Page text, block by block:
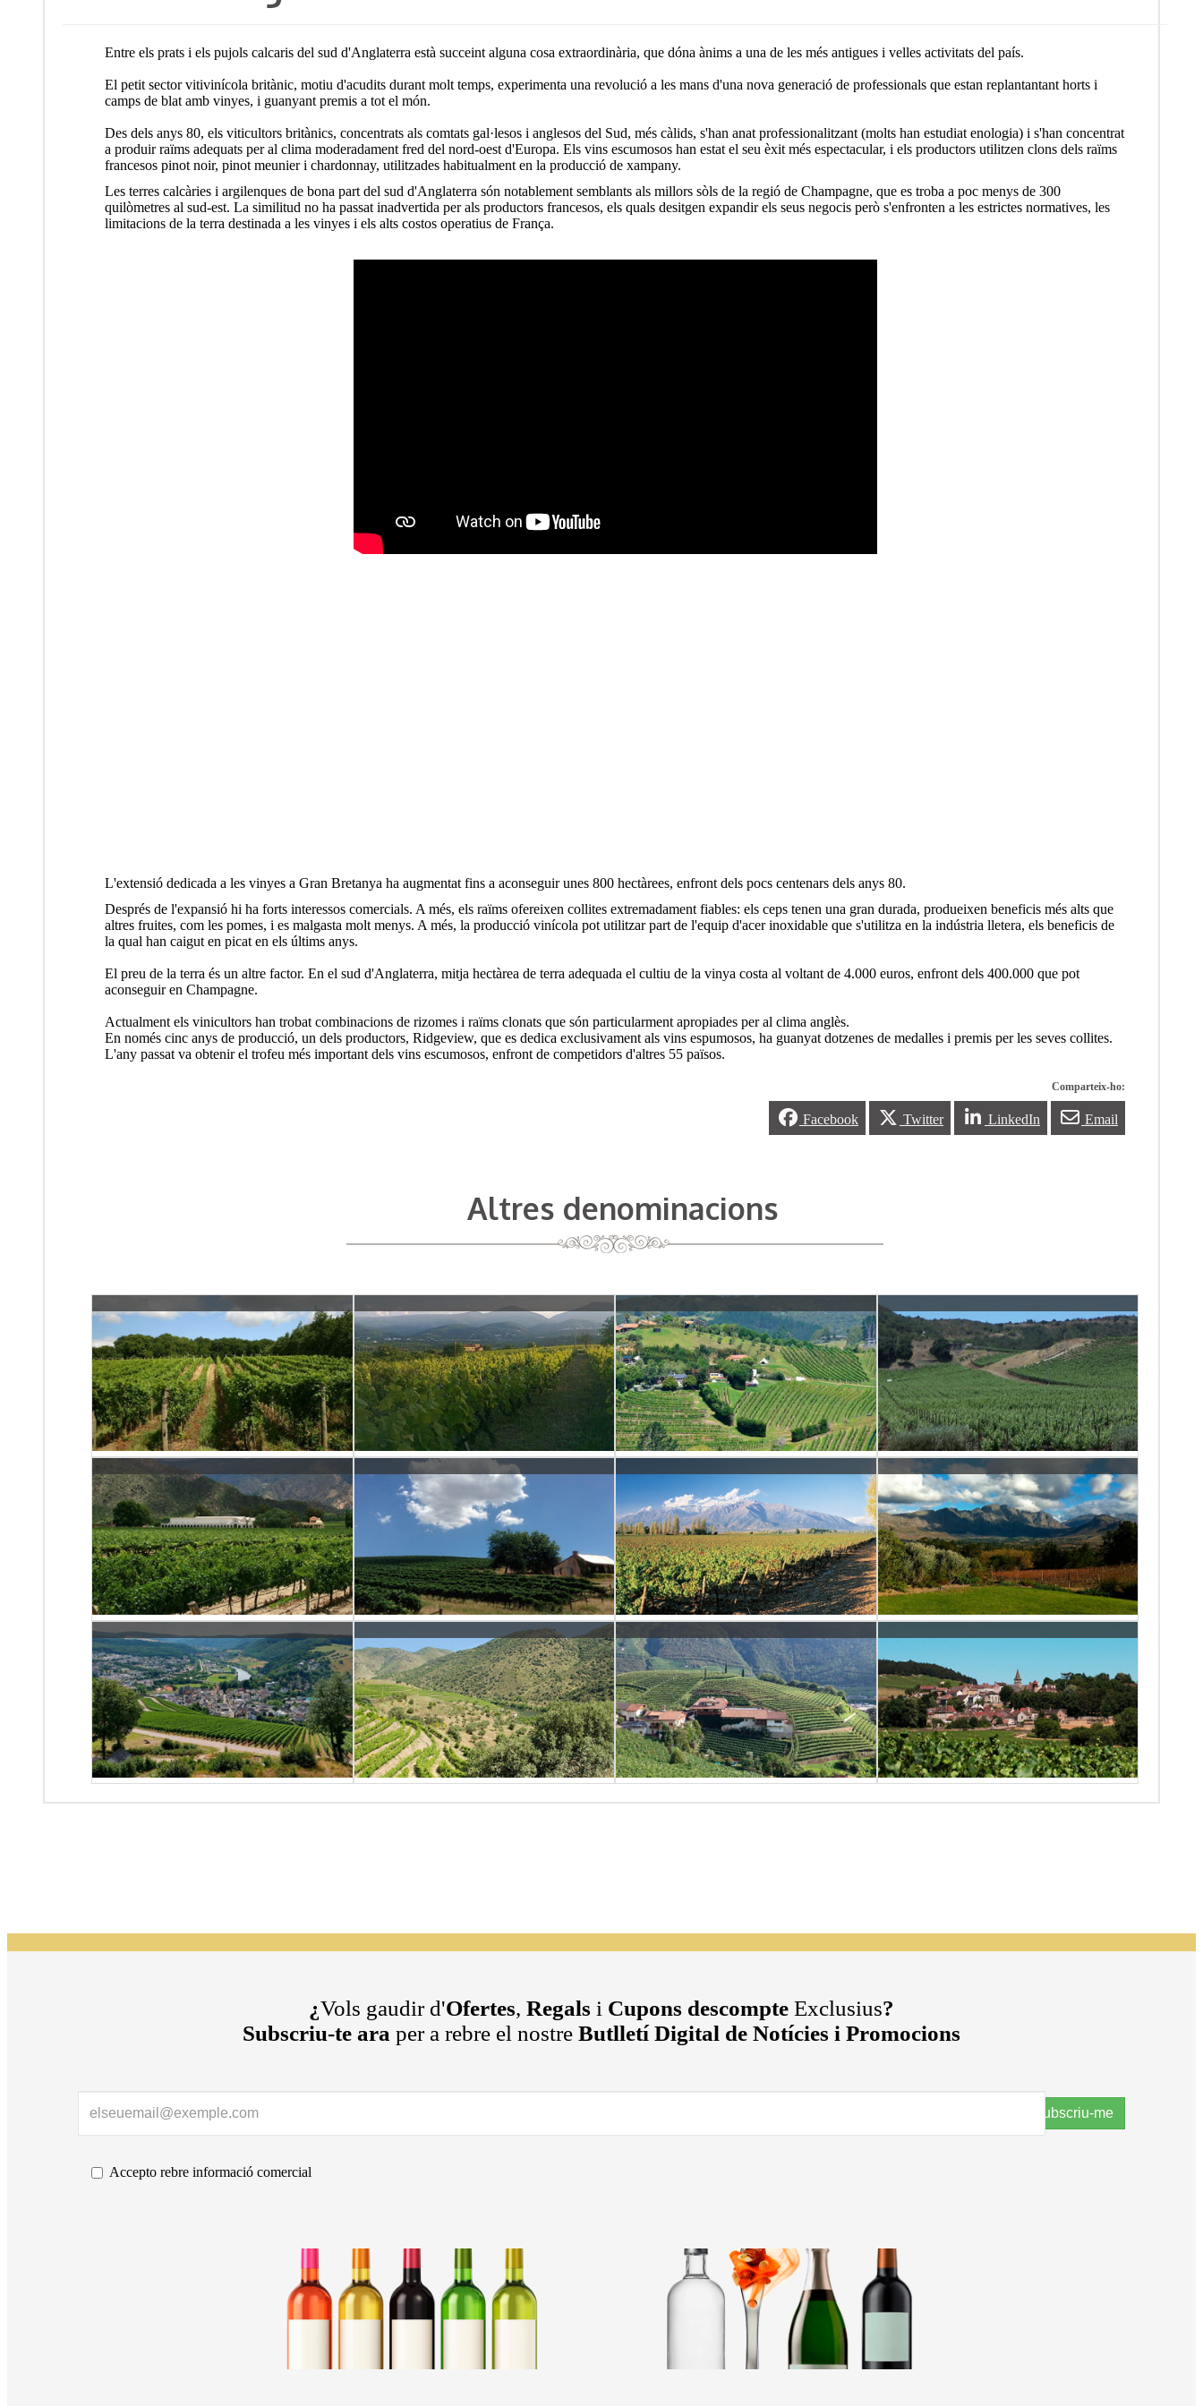
Entre els prats i els pujols calcaris del sud d'Anglaterra està succeint alguna cosa extraordinària, que dóna ànims a una de les més antigues i velles activitats del país.
El petit sector vitivinícola britànic, motiu d'acudits durant molt temps, experimenta una revolució a les mans d'una nova generació de professionals que estan replantantant horts i
camps de blat amb vinyes, i guanyant premis a tot el món.
Des dels anys 80, els viticultors britànics, concentrats als comtats gal·lesos i anglesos del Sud, més càlids, s'han anat professionalitzant (molts han estudiat enologia) i s'han concentrat
a produir raïms adequats per al clima moderadament fred del nord-oest d'Europa. Els vins escumosos han estat el seu èxit més espectacular, i els productors utilitzen clons dels raïms
francesos pinot noir, pinot meunier i chardonnay, utilitzades habitualment en la producció de xampany.
Les terres calcàries i argilenques de bona part del sud d'Anglaterra són notablement semblants als millors sòls de la regió de Champagne, que es troba a poc menys de 300
quilòmetres al sud-est. La similitud no ha passat inadvertida per als productors francesos, els quals desitgen expandir els seus negocis però s'enfronten a les estrictes normatives, les
limitacions de la terra destinada a les vinyes i els alts costos operatius de França.
L'extensió dedicada a les vinyes a Gran Bretanya ha augmentat fins a aconseguir unes 800 hectàrees, enfront dels pocs centenars dels anys 80.
Després de l'expansió hi ha forts interessos comercials. A més, els raïms ofereixen collites extremadament fiables: els ceps tenen una gran durada, produeixen beneficis més alts que
altres fruites, com les pomes, i es malgasta molt menys. A més, la producció vinícola pot utilitzar part de l'equip d'acer inoxidable que s'utilitza en la indústria lletera, els beneficis de
la qual han caigut en picat en els últims anys.
El preu de la terra és un altre factor. En el sud d'Anglaterra, mitja hectàrea de terra adequada el cultiu de la vinya costa al voltant de 4.000 euros, enfront dels 400.000 que pot
aconseguir en Champagne.
Actualment els vinicultors han trobat combinacions de rizomes i raïms clonats que són particularment apropiades per al clima anglès.
En només cinc anys de producció, un dels productors, Ridgeview, que es dedica exclusivament als vins espumosos, ha guanyat dotzenes de medalles i premis per les seves collites.
L'any passat va obtenir el trofeu més important dels vins escumosos, enfront de competidors d'altres 55 països.
Comparteix-ho:
Facebook Twitter LinkedIn Email
Altres denominacions
+info +info
Vins d'Argentina
+info
Vins d'Austràlia
+info
Vins de Xile
+info
Vins de Sud-àfrica
+info
Vins d'Alemanya
+info
Vins de Portugal
+info
Vins d'Itàlia
+info
Vins de França
+info
¿Vols gaudir d'Ofertes, Regals i Cupons descompte Exclusius?
Subscriu-te ara per a rebre el nostre Butlletí Digital de Notícies i Promocions
Subscriu-me
Accepto rebre informació comercial